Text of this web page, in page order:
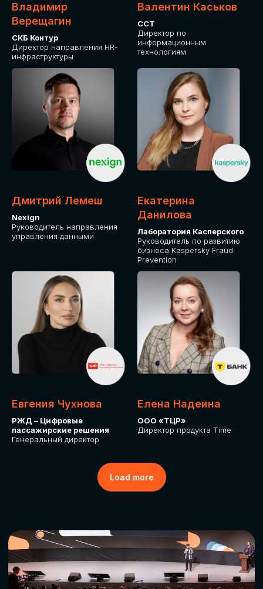
Владимир
Верещагин
СКБ Контур
Директор направления HR-
инфраструктуры
Валентин Каськов
ССТ
Директор по
информационным
технологиям
Дмитрий Лемеш
Nexign
Руководитель направления
управления данными
Екатерина
Данилова
Лаборатория Касперского
Руководитель по развитию
бизнеса Kaspersky Fraud
Prevention
Евгения Чухнова
РЖД – Цифровые
пассажирские решения
Генеральный директор
Елена Надеина
ООО «ТЦР»
Директор продукта Time
Load more
ДЛЯ ОПЛАТЫ БИЛЕТОВ
ОТ ФИЗИЧЕСКОГО ЛИЦА
Оплата через сервис Timepad
ПРИОБРЕСТИ БИЛЕТ